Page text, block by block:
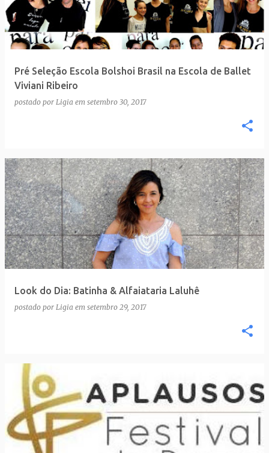
t
a
Pré Seleção Escola Bolshoi Brasil na Escola de Ballet
Viviani Ribeiro
postado por Ligia em setembro 30, 2017
Look do Dia: Batinha & Alfaiataria Laluhê
postado por Ligia em setembro 29, 2017